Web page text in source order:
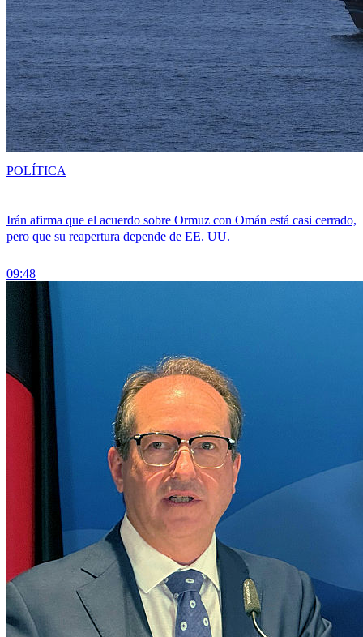
Irán afirma que el acuerdo sobre Ormuz con Omán está casi cerrado,
pero que su reapertura depende de EE. UU.
09:48
POLÍTICA